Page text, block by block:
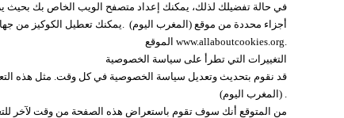
أجزاء محددة من موقع (المغرب اليوم) .يمكنك تعطيل الكوكيز من
الموقع www.allaboutcookies.org.
التغييرات التي تطرأ على سياسة الخصوصية
(المغرب اليوم) .